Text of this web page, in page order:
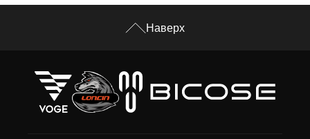
Наверх